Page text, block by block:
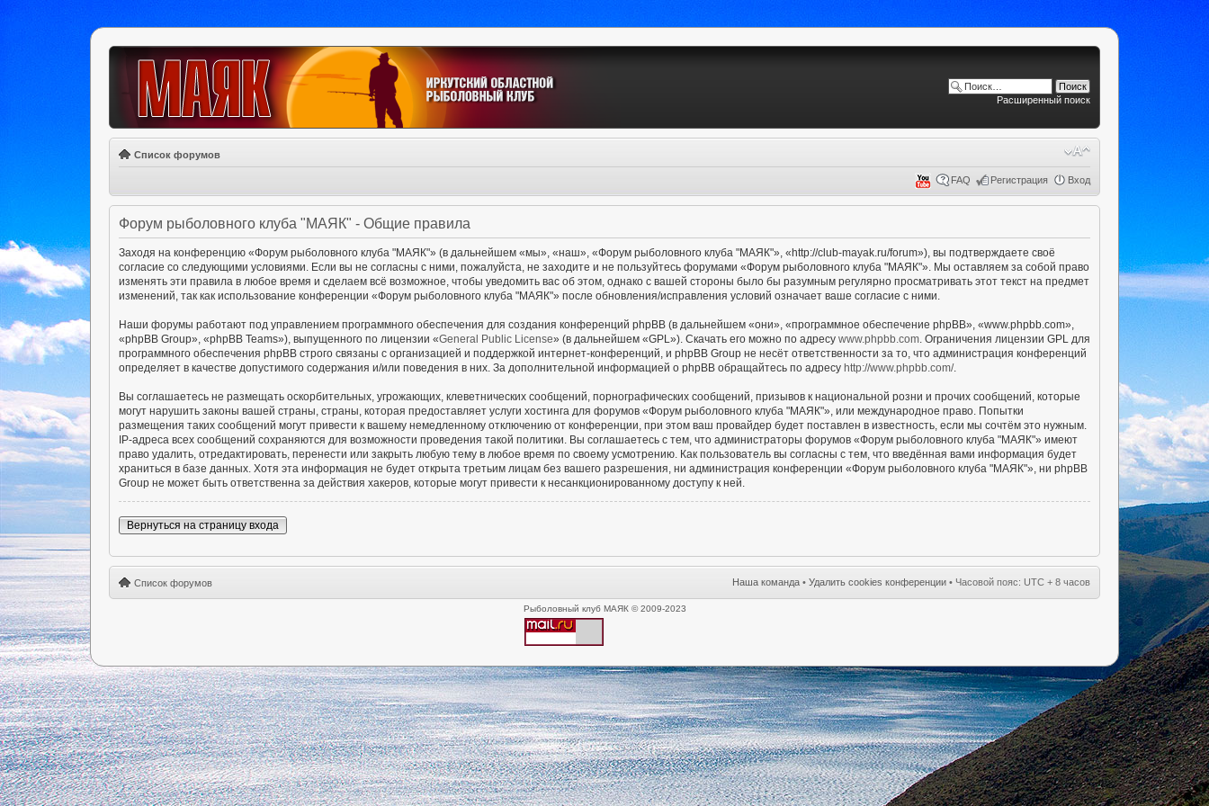
Расширенный поиск
Список форумов
FAQ Регистрация Вход
Форум рыболовного клуба "МАЯК" - Общие правила
Заходя на конференцию «Форум рыболовного клуба "МАЯК"» (в дальнейшем «мы», «наш», «Форум рыболовного клуба "МАЯК"», «http://club-mayak.ru/forum»), вы подтверждаете своё
согласие со следующими условиями. Если вы не согласны с ними, пожалуйста, не заходите и не пользуйтесь форумами «Форум рыболовного клуба "МАЯК"». Мы оставляем за собой право
изменять эти правила в любое время и сделаем всё возможное, чтобы уведомить вас об этом, однако с вашей стороны было бы разумным регулярно просматривать этот текст на предмет
изменений, так как использование конференции «Форум рыболовного клуба "МАЯК"» после обновления/исправления условий означает ваше согласие с ними.
Наши форумы работают под управлением программного обеспечения для создания конференций phpBB (в дальнейшем «они», «программное обеспечение phpBB», «www.phpbb.com»,
«phpBB Group», «phpBB Teams»), выпущенного по лицензии «General Public License» (в дальнейшем «GPL»). Скачать его можно по адресу www.phpbb.com. Ограничения лицензии GPL для
программного обеспечения phpBB строго связаны с организацией и поддержкой интернет-конференций, и phpBB Group не несёт ответственности за то, что администрация конференций
определяет в качестве допустимого содержания и/или поведения в них. За дополнительной информацией о phpBB обращайтесь по адресу http://www.phpbb.com/.
Вы соглашаетесь не размещать оскорбительных, угрожающих, клеветнических сообщений, порнографических сообщений, призывов к национальной розни и прочих сообщений, которые
могут нарушить законы вашей страны, страны, которая предоставляет услуги хостинга для форумов «Форум рыболовного клуба "МАЯК"», или международное право. Попытки
размещения таких сообщений могут привести к вашему немедленному отключению от конференции, при этом ваш провайдер будет поставлен в известность, если мы сочтём это нужным.
IP-адреса всех сообщений сохраняются для возможности проведения такой политики. Вы соглашаетесь с тем, что администраторы форумов «Форум рыболовного клуба "МАЯК"» имеют
право удалить, отредактировать, перенести или закрыть любую тему в любое время по своему усмотрению. Как пользователь вы согласны с тем, что введённая вами информация будет
храниться в базе данных. Хотя эта информация не будет открыта третьим лицам без вашего разрешения, ни администрация конференции «Форум рыболовного клуба "МАЯК"», ни phpBB
Group не может быть ответственна за действия хакеров, которые могут привести к несанкционированному доступу к ней.
Вернуться на страницу входа
Список форумов Наша команда • Удалить cookies конференции • Часовой пояс: UTC + 8 часов
Рыболовный клуб МАЯК © 2009-2023